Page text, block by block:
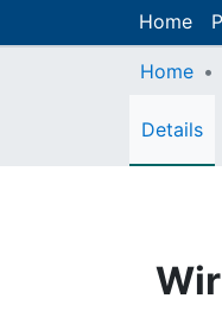
Home
Home
Details